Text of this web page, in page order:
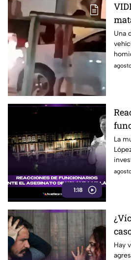
Una
1:18
La
Hay